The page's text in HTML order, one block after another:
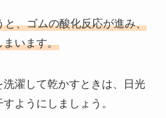
と、ゴムの酸化反応が進み、
まいます。
洗濯して乾かすときは、日光
ようにしましょう。